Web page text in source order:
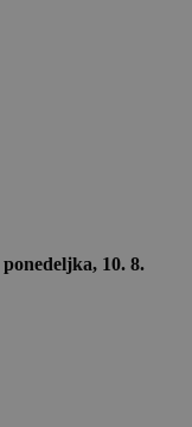
ponedeljka, 10. 8.